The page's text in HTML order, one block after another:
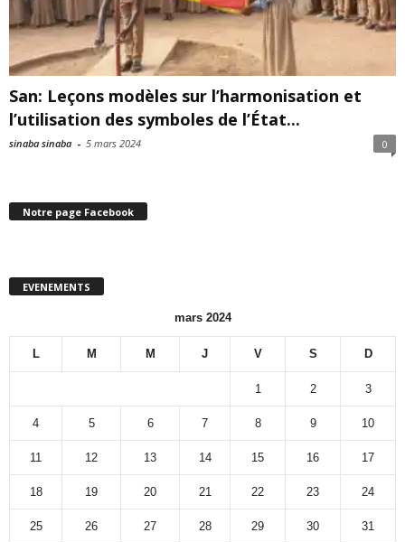
San: Leçons modèles sur l’harmonisation et
l’utilisation des symboles de l’État...
sinaba sinaba - 5 mars 2024 0
Notre page Facebook
EVENEMENTS
mars 2024
L M M J V S D
1 2 3
4 5 6 7 8 9 10
11 12 13 14 15 16 17
18 19 20 21 22 23 24
25 26 27 28 29 30 31